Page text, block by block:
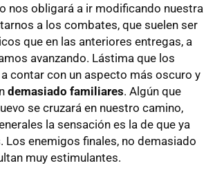
nos obligará a ir modificando nuestra
a los combates, que suelen ser
que en las anteriores entregas, a
avanzando. Lástima que los
contar con un aspecto más oscuro y
demasiado familiares. Algún que
se cruzará en nuestro camino,
la sensación es la de que ya
Los enemigos finales, no demasiado
muy estimulantes.